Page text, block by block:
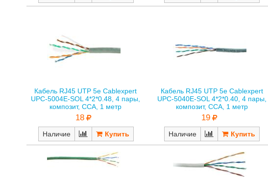
Кабель RJ45 UTP 5е Cablexpert
UPC-5004E-SOL 4*2*0.48, 4 пары,
композит, CCA, 1 метр
18
Наличие
Кабель RJ45 UTP 5е Cablexpert
UPC-5040E-SOL 4*2*0.40, 4 пары,
композит, CCA, 1 метр
19
Наличие